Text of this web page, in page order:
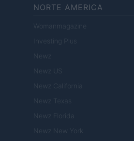
NORTE AMERICA
Womanmagazine
Investing Plus
Newz
Newz US
Newz California
Newz Texas
Newz Florida
Newz New York